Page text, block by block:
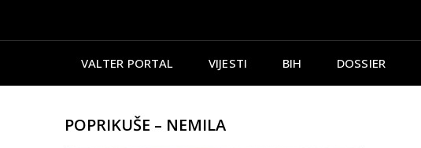
VALTER PORTAL VIJESTI BIH DOSSIER
POPRIKUŠE – NEMILA